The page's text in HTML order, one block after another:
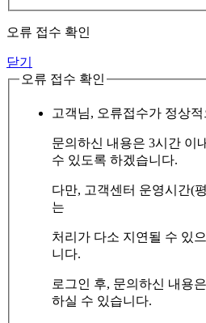
오류 접수 확인
닫기
오류 접수 확인
고객님, 오류접수가 정상
문의하신 내용은 3시간 이
수 있도록 하겠습니다.
다만, 고객센터 운영시간(
는
처리가 다소 지연될 수 있
니다.
로그인 후, 문의하신 내용
하실 수 있습니다.